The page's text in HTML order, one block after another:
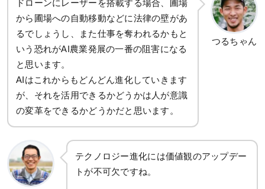
ドローンにレーザーを搭載する場合、圃場
から圃場への自動移動などに法律の壁があ
るでしょうし、また仕事を奪われるかもと
いう恐れがAI農業発展の一番の阻害になる
と思います。
AIはこれからもどんどん進化していきます
が、それを活用できるかどうかは人が意識
の変革をできるかどうかだと思います。
つるちゃん
テクノロジー進化には価値観のアップデー
トが不可欠ですね。